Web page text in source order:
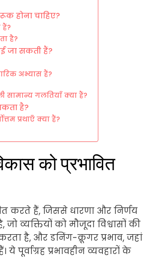
होना चाहिए?
हैं?
है?
जा सकती हैं?
अभ्यास हैं?
सामान्य गलतियाँ क्या हैं?
है?
प्रथाएँ क्या हैं?
को प्रभावित
करते हैं, जिससे धारणा और निर्णय
जो व्यक्तियों को मौजूदा विश्वासों की
है, और डनिंग-क्रूगर प्रभाव, जहां
प्रभावहीन व्यवहारों के